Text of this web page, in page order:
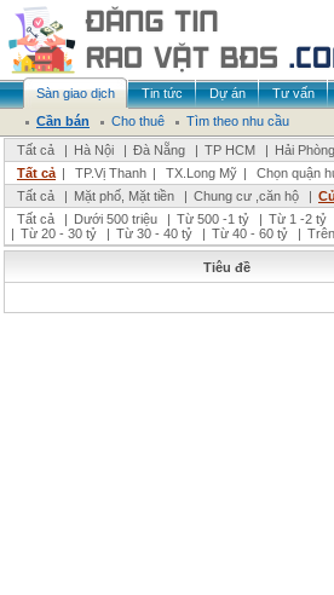
Sàn giao dịch Tin tức Dự án Tư vấn
Cần bán
Cho thuê
Tìm theo nhu cầu
Tất cả
| Hà Nội | Đà Nẵng | TP HCM | Hải Phòng
Tất cả | TP.Vị Thanh | TX.Long Mỹ |
Chọn quận
Tất cả
| Mặt phố, Mặt tiền | Chung cư ,căn hộ |
Tất cả
| Dưới 500 triệu | Từ 500 -1 tỷ | Từ 1 -2 tỷ
| Từ 20 - 30 tỷ | Từ 30 - 40 tỷ | Từ 40 - 60 tỷ |
Tiêu đề